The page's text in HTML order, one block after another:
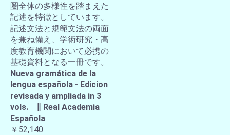
圏全体の多様性を踏まえた
記述を特徴としています。
記述文法と規範文法の両面
を兼ね備え、学術研究・高
度教育機関において必携の
基礎資料となる一冊です。
Nueva gramática de la
lengua española - Edicion
revisada y ampliada in 3
vols. ∥ Real Academia
Española
￥52,140